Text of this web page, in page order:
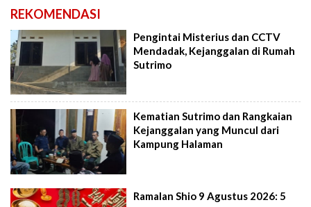
REKOMENDASI
Pengintai Misterius dan CCTV
Mendadak, Kejanggalan di Rumah
Sutrimo
Kematian Sutrimo dan Rangkaian
Kejanggalan yang Muncul dari
Kampung Halaman
Ramalan Shio 9 Agustus 2026: 5